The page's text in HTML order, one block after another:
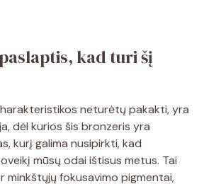
kad turi šį
neturėtų pakakti, yra
dėl kurios šis bronzeris yra
kurį galima nusipirkti, kad
mūsų odai ištisus metus. Tai
minkštųjų fokusavimo pigmentai,